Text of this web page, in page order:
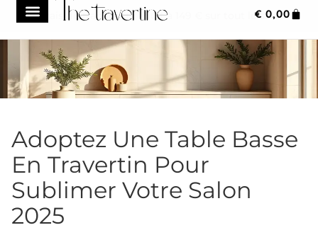
Frais de transport réduit à 149 € sur tout le site
€ 0,00
Adoptez Une Table Basse
En Travertin Pour
Sublimer Votre Salon
2025